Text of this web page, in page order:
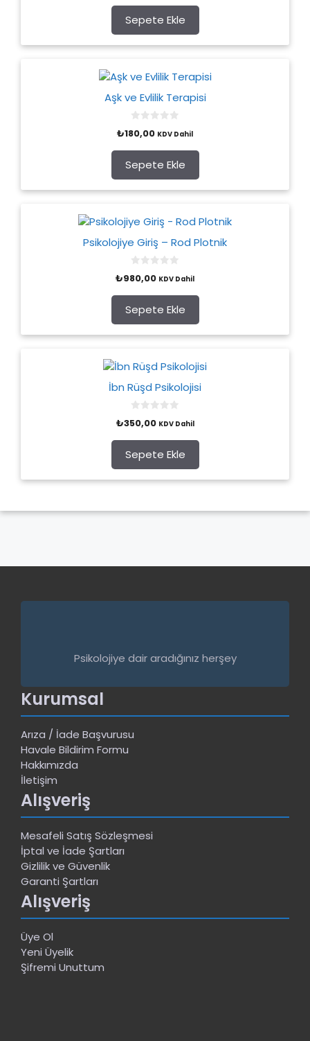
t
o
f
5
Sepete Ekle
Aşk ve Evlilik Terapisi
o
t
o
f
5
₺180,00 KDV Dahil
Sepete Ekle
Psikolojiye Giriş – Rod Plotnik
o
t
o
f
5
₺980,00 KDV Dahil
Sepete Ekle
İbn Rüşd Psikolojisi
o
t
o
f
5
₺350,00 KDV Dahil
Sepete Ekle
Psikolojiye dair aradığınız herşey
Kurumsal
Arıza / İade Başvurusu
Havale Bildirim Formu
Hakkımızda
İletişim
Alışveriş
Mesafeli Satış Sözleşmesi
İptal ve İade Şartları
Gizlilik ve Güvenlik
Garanti Şartları
Alışveriş
Üye Ol
Yeni Üyelik
Şifremi Unuttum